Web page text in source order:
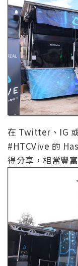
在 Twitter、IG
#HTCVive 的
得分享，相當豐富